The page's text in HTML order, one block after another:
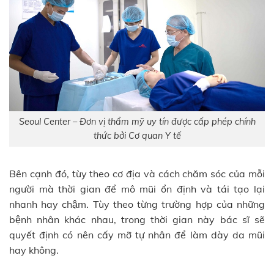
Seoul Center – Đơn vị thẩm mỹ uy tín được cấp phép chính
thức bởi Cơ quan Y tế
Bên cạnh đó, tùy theo cơ địa và cách chăm sóc của mỗi
người mà thời gian để mô mũi ổn định và tái tạo lại
nhanh hay chậm. Tùy theo từng trường hợp của những
bệnh nhân khác nhau, trong thời gian này bác sĩ sẽ
quyết định có nên cấy mỡ tự nhân để làm dày da mũi
hay không.